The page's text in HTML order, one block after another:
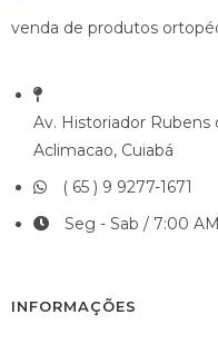
venda de produtos
Av. Historiador Rubens
Aclimacao, Cuiabá
( 65 ) 9 9277-1671
Seg - Sab / 7:00
INFORMAÇÕES